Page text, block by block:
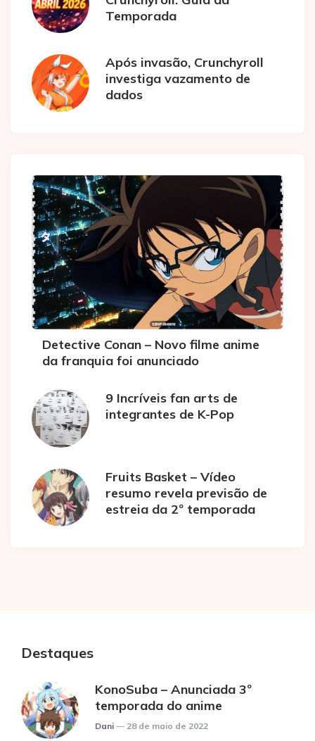
Temporada
Após invasão, Crunchyroll
investiga vazamento de
dados
Detective Conan – Novo filme anime
da franquia foi anunciado
9 Incríveis fan arts de
integrantes de K-Pop
Fruits Basket – Vídeo
resumo revela previsão de
estreia da 2º temporada
Destaques
KonoSuba – Anunciada 3º
temporada do anime
Posted
Dani 28 de maio de 2022